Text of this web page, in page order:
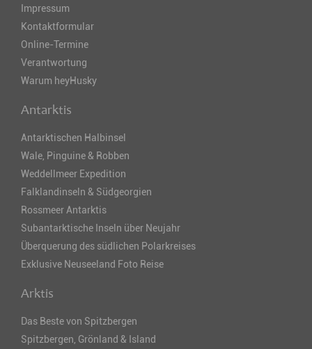
Impressum
Kontaktformular
Online-Termine
Verantwortung
Warum heyHusky
Antarktis
Antarktischen Halbinsel
Wale, Pinguine & Robben
Weddellmeer Expedition
Falklandinseln & Südgeorgien
Rossmeer Antarktis
Subantarktische Inseln über Neujahr
Überquerung des südlichen Polarkreises
Exklusive Neuseeland Foto Reise
Arktis
Das Beste von Spitzbergen
Spitzbergen, Grönland & Island